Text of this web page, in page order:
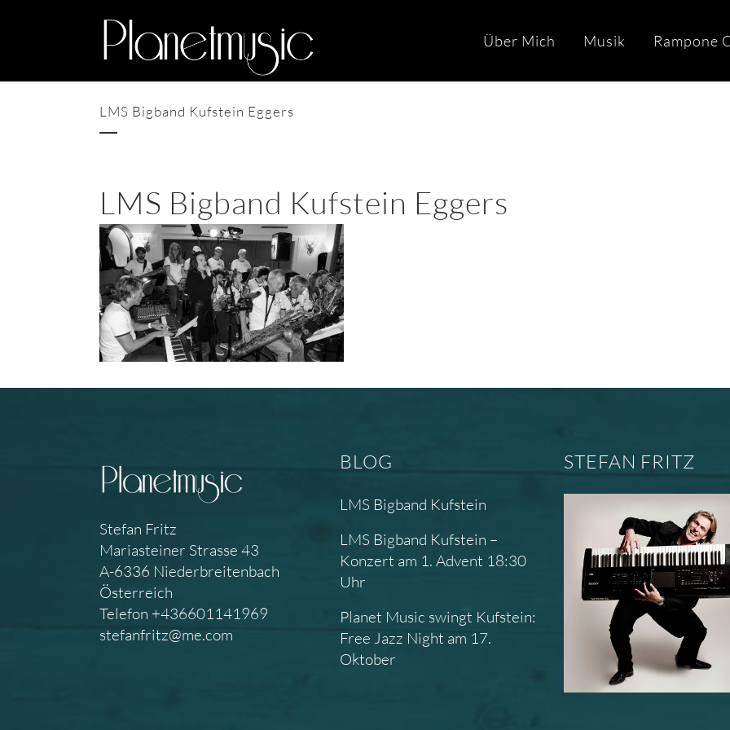
Über Mich Musik Rampone
LMS Bigband Kufstein Eggers
LMS Bigband Kufstein Eggers
Stefan Fritz
Mariasteiner Strasse 43
A-6336 Niederbreitenbach
Österreich
Telefon +436601141969
stefanfritz@me.com
BLOG
LMS Bigband Kufstein
LMS Bigband Kufstein –
Konzert am 1. Advent 18:30
Uhr
Planet Music swingt Kufstein:
Free Jazz Night am 17.
Oktober
STEFAN FRITZ